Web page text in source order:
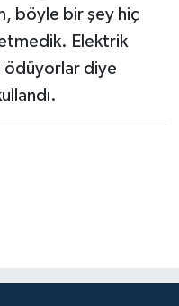
böyle bir şey hiç
Elektrik
ödüyorlar diye